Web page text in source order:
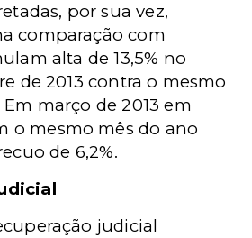
por sua vez,
comparação com
alta de 13,5% no
de 2013 contra o mesmo
março de 2013 em
o mesmo mês do ano
de 6,2%.
judicial